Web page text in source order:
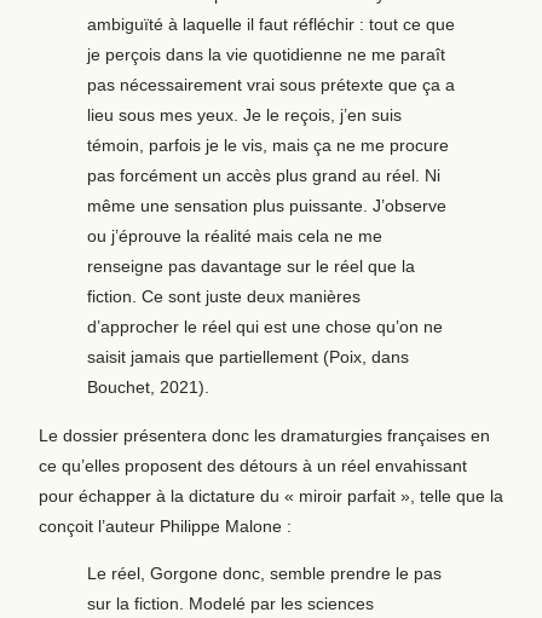
ambiguïté à laquelle il faut réfléchir : tout ce que
je perçois dans la vie quotidienne ne me paraît
pas nécessairement vrai sous prétexte que ça a
lieu sous mes yeux. Je le reçois, j’en suis
témoin, parfois je le vis, mais ça ne me procure
pas forcément un accès plus grand au réel. Ni
même une sensation plus puissante. J’observe
ou j’éprouve la réalité mais cela ne me
renseigne pas davantage sur le réel que la
fiction. Ce sont juste deux manières
d’approcher le réel qui est une chose qu’on ne
saisit jamais que partiellement (Poix, dans
Bouchet, 2021).
Le dossier présentera donc les dramaturgies françaises en
ce qu’elles proposent des détours à un réel envahissant
pour échapper à la dictature du « miroir parfait », telle que la
conçoit l’auteur Philippe Malone :
Le réel, Gorgone donc, semble prendre le pas
sur la fiction. Modelé par les sciences